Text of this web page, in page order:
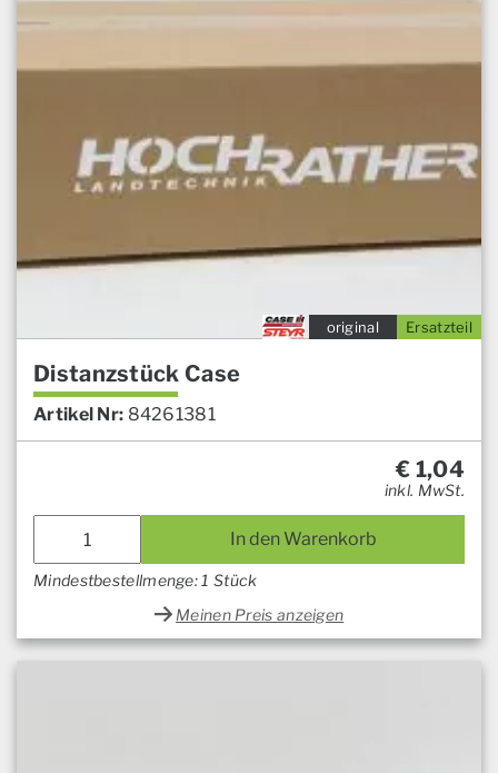
Ersatzteil
original
Distanzstück Case
Artikel Nr: 84261381
€ 1,04
inkl. MwSt.
In den Warenkorb
Mindestbestellmenge: 1 Stück
Meinen Preis anzeigen